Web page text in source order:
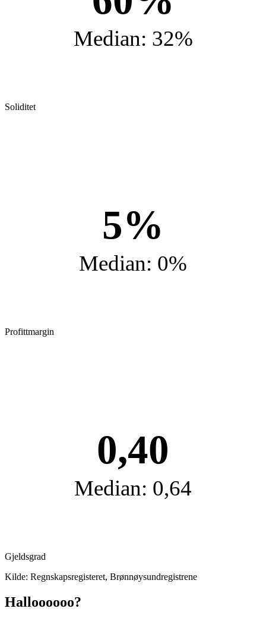
Median: 32%
Soliditet
5%
Median: 0%
Profittmargin
0,40
Median: 0,64
Gjeldsgrad
Kilde: Regnskapsregisteret, Brønnøysundregistrene
Halloooooo?